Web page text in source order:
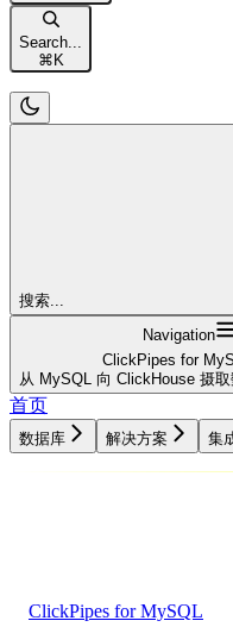
Search...
⌘K
搜索...
Navigation
ClickPipes for
从 MySQL 向 ClickHouse 摄取
首页
数据库 解决方案 集
ClickPipes for MySQL